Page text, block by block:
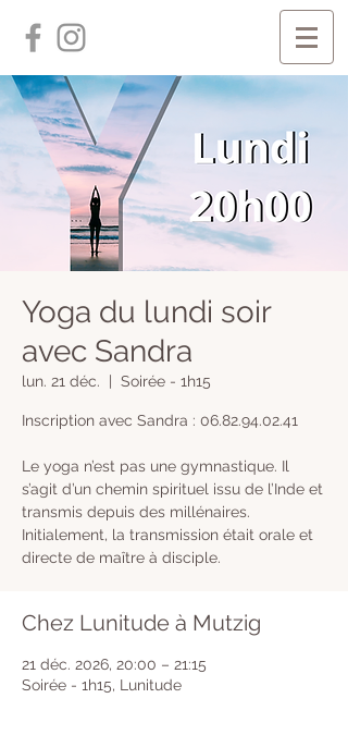
Yoga du lundi soir
avec Sandra
lun. 21 déc. Soirée - 1h15
Inscription avec Sandra : 06.82.94.02.41
Le yoga n’est pas une gymnastique. Il
s’agit d’un chemin spirituel issu de l’Inde et
transmis depuis des millénaires.
Initialement, la transmission était orale et
directe de maître à disciple.
Chez Lunitude à Mutzig
21 déc. 2026, 20:00 – 21:15
Soirée - 1h15, Lunitude